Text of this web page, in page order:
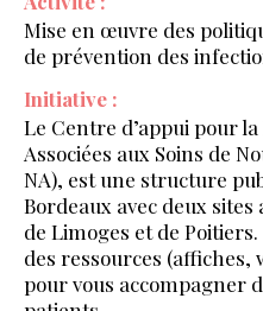
Mise en œuvre des
de prévention des
Initiative :
Le Centre d’appui pour
Associées aux Soins de
NA), est une structure
Bordeaux avec deux sites
de Limoges et de
des ressources
pour vous accompagner